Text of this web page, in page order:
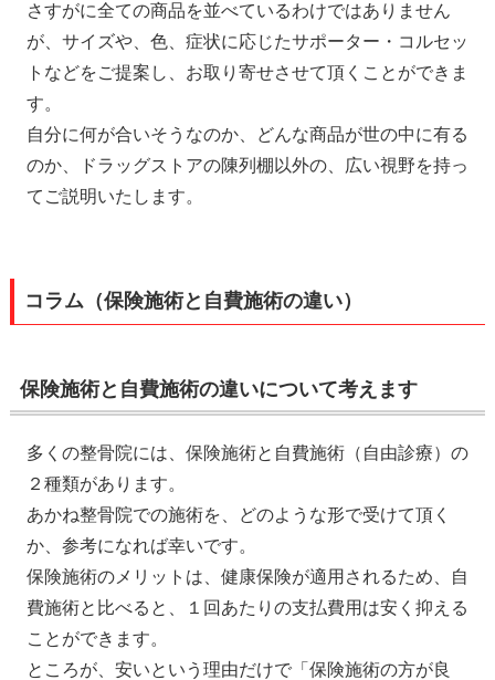
さすがに全ての商品を並べているわけではありません
が、サイズや、色、症状に応じたサポーター・コルセッ
トなどをご提案し、お取り寄せさせて頂くことができま
す。
自分に何が合いそうなのか、どんな商品が世の中に有る
のか、ドラッグストアの陳列棚以外の、広い視野を持っ
てご説明いたします。
コラム（保険施術と自費施術の違い）
保険施術と自費施術の違いについて考えます
多くの整骨院には、保険施術と自費施術（自由診療）の
２種類があります。
あかね整骨院での施術を、どのような形で受けて頂く
か、参考になれば幸いです。
保険施術のメリットは、健康保険が適用されるため、自
費施術と比べると、１回あたりの支払費用は安く抑える
ことができます。
ところが、安いという理由だけで「保険施術の方が良